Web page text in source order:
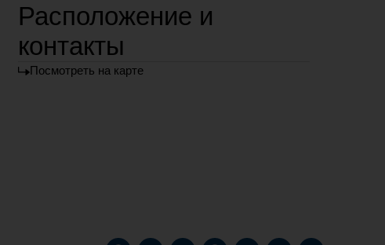
Расположение и
контакты
Посмотреть на карте